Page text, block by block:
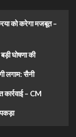
को करेगा मजबूत –
घोषणा की
लगाम: सैनी
कार्रवाई – CM